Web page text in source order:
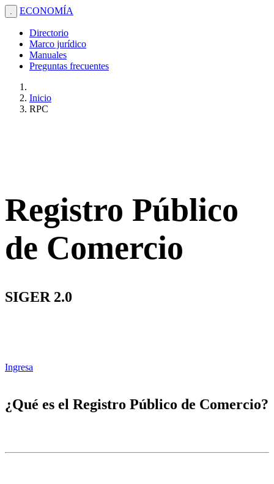
. ECONOMÍA
Directorio
Marco jurídico
Manuales
Preguntas frecuentes
Inicio
RPC
Registro Público
de Comercio
SIGER 2.0
Ingresa
¿Qué es el Registro Público de Comercio?